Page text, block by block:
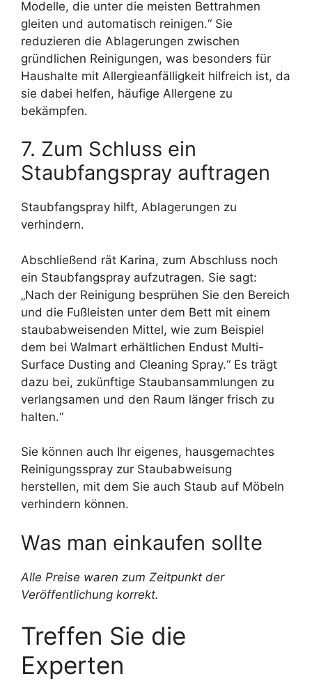
Modelle, die unter die meisten Bettrahmen
gleiten und automatisch reinigen.“ Sie
reduzieren die Ablagerungen zwischen
gründlichen Reinigungen, was besonders für
Haushalte mit Allergieanfälligkeit hilfreich ist, da
sie dabei helfen, häufige Allergene zu
bekämpfen.
7. Zum Schluss ein
Staubfangspray auftragen
Staubfangspray hilft, Ablagerungen zu
verhindern.
Abschließend rät Karina, zum Abschluss noch
ein Staubfangspray aufzutragen. Sie sagt:
„Nach der Reinigung besprühen Sie den Bereich
und die Fußleisten unter dem Bett mit einem
staubabweisenden Mittel, wie zum Beispiel
dem bei Walmart erhältlichen Endust Multi-
Surface Dusting and Cleaning Spray.“ Es trägt
dazu bei, zukünftige Staubansammlungen zu
verlangsamen und den Raum länger frisch zu
halten.“
Sie können auch Ihr eigenes, hausgemachtes
Reinigungsspray zur Staubabweisung
herstellen, mit dem Sie auch Staub auf Möbeln
verhindern können.
Was man einkaufen sollte
Alle Preise waren zum Zeitpunkt der
Veröffentlichung korrekt.
Treffen Sie die
Experten